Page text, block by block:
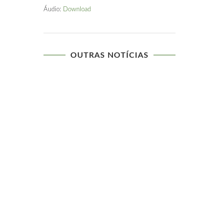
Áudio: Download
OUTRAS NOTÍCIAS